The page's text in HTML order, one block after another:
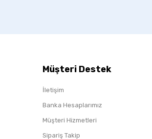
Müşteri Destek
İletişim
Banka Hesaplarımız
Müşteri Hizmetleri
Sipariş Takip